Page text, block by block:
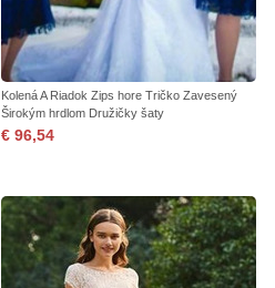
Kolená A Riadok Zips hore Tričko Zavesený
Širokým hrdlom Družičky šaty
€ 96,54